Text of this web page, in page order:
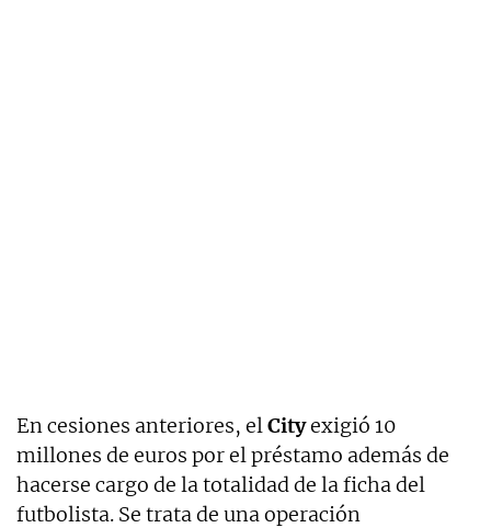
En cesiones anteriores, elCityexigió 10
millones de euros por el préstamo además de
hacerse cargo de la totalidad de la ficha del
futbolista. Se trata de una operación